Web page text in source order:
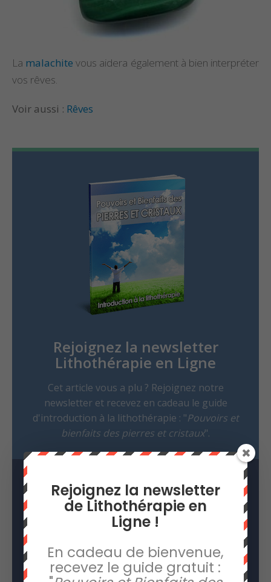
La malachite vous aidera également à bien interpréter
vos rêves.
Voir aussi : Rêves
Rejoignez la newsletter
Lithothérapie en Ligne
Cet article vous a plu ? Rejoignez notre
newsletter et recevez en cadeau le guide
d'introduction à la lithothérapie : "Pouvoirs et
bienfaits des pierres et cristaux".
RECEVOIR LE GUIDE GRATUIT !
Rejoignez la newsletter
de Lithothérapie en
Ligne !
En cadeau de bienvenue,
recevez le guide gratuit :